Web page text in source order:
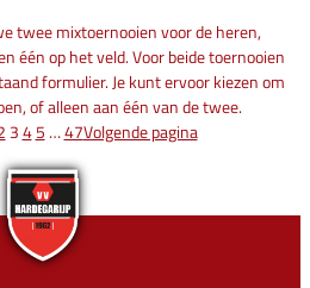
twee mixtoernooien voor de heren,
één op het veld. Voor beide toernooien
formulier. Je kunt ervoor kiezen om
of alleen aan één van de twee.
34 5 …47Volgende pagina